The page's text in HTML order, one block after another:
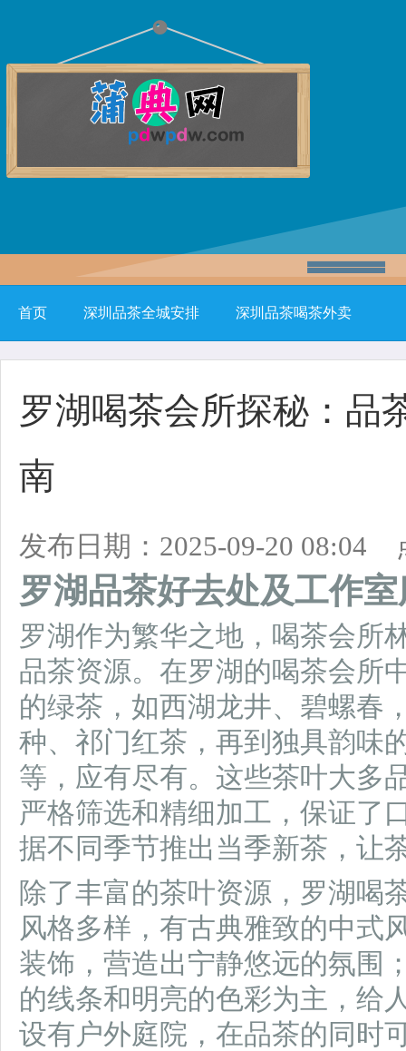
首页 深圳品茶全城安排 深圳品茶喝茶外卖
罗湖喝茶会所探秘：品
南
发布日期：2025-09-20 08:04
罗湖品茶好去处及工作
罗湖作为繁华之地，喝茶会所
品茶资源。在罗湖的喝茶会所
的绿茶，如西湖龙井、碧螺春
种、祁门红茶，再到独具韵味
等，应有尽有。这些茶叶大多
严格筛选和精细加工，保证了
据不同季节推出当季新茶，让
除了丰富的茶叶资源，罗湖喝
风格多样，有古典雅致的中式
装饰，营造出宁静悠远的氛围
的线条和明亮的色彩为主，给
设有户外庭院，在品茶的同时